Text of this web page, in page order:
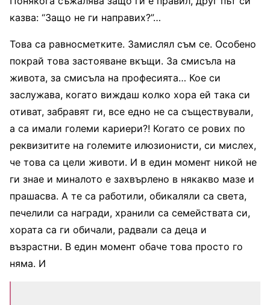
казва: “Защо не ги направих?”…
Това са равносметките. Замислял съм се. Особено
покрай това застояване вкъщи. За смисъла на
живота, за смисъла на професията… Кое си
заслужава, когато виждаш колко хора ей така си
отиват, забравят ги, все едно не са съществували,
а са имали големи кариери?! Когато се рових по
реквизитите на големите илюзионисти, си мислех,
че това са цели животи. И в един момент никой не
ги знае и миналото е захвърлено в някакво мазе и
прашасва. А те са работили, обикаляли са света,
печелили са награди, хранили са семействата си,
хората са ги обичали, радвали са деца и
възрастни. В един момент обаче това просто го
няма. И